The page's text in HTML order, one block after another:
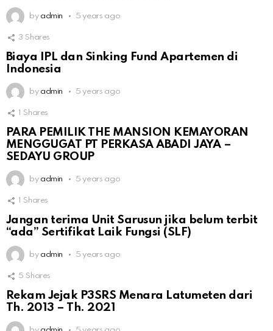
by admin 5 years ago
3 Shares
Biaya IPL dan Sinking Fund Apartemen di
Indonesia
by admin 5 years ago
1 Shares
PARA PEMILIK THE MANSION KEMAYORAN
MENGGUGAT PT PERKASA ABADI JAYA –
SEDAYU GROUP
by admin 5 years ago
1 Shares
Jangan terima Unit Sarusun jika belum terbit
“ada” Sertifikat Laik Fungsi (SLF)
by admin 5 years ago
5 Shares
Rekam Jejak P3SRS Menara Latumeten dari
Th. 2013 – Th. 2021